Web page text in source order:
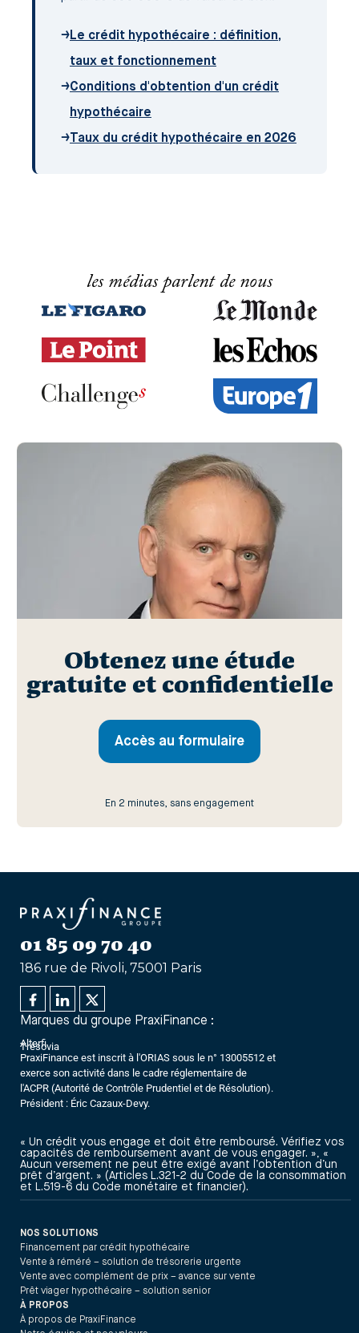
→Le crédit hypothécaire : définition,
taux et fonctionnement
→Conditions d'obtention d'un crédit
hypothécaire
→Taux du crédit hypothécaire en 2026
les médias parlent de nous
Obtenez une étude
gratuite et confidentielle
Accès au formulaire
En 2 minutes, sans engagement
01 85 09 70 40
186 rue de Rivoli, 75001 Paris
Marques du groupe PraxiFinance :
Alterfi
Trésovia
PraxiFinance est inscrit à l'ORIAS sous le n° 13005512 et
exerce son activité dans le cadre réglementaire de
l'ACPR (Autorité de Contrôle Prudentiel et de Résolution).
Président : Éric Cazaux-Devy.
« Un crédit vous engage et doit être remboursé. Vérifiez vos
capacités de remboursement avant de vous engager. », «
Aucun versement ne peut être exigé avant l’obtention d’un
prêt d’argent. » (Articles L.321-2 du Code de la consommation
et L.519-6 du Code monétaire et financier).
NOS SOLUTIONS
Financement par crédit hypothécaire
Vente à réméré – solution de trésorerie urgente
Vente avec complément de prix – avance sur vente
Prêt viager hypothécaire – solution senior
À PROPOS
À propos de PraxiFinance